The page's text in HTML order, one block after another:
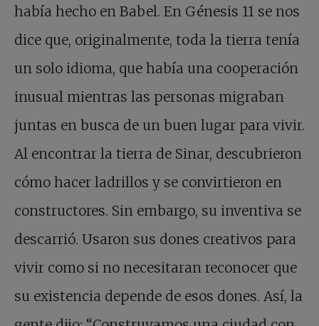
había hecho en Babel. En Génesis 11 se nos
dice que, originalmente, toda la tierra tenía
un solo idioma, que había una cooperación
inusual mientras las personas migraban
juntas en busca de un buen lugar para vivir.
Al encontrar la tierra de Sinar, descubrieron
cómo hacer ladrillos y se convirtieron en
constructores. Sin embargo, su inventiva se
descarrió. Usaron sus dones creativos para
vivir como si no necesitaran reconocer que
su existencia depende de esos dones. Así, la